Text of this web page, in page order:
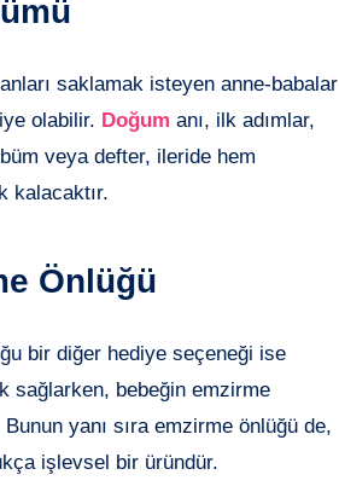
saklamak isteyen anne-babalar
olabilir. Doğum anı, ilk adımlar,
veya defter, ileride hem
kalacaktır.
Önlüğü
bir diğer hediye seçeneği ise
sağlarken, bebeğin emzirme
yanı sıra emzirme önlüğü de,
işlevsel bir üründür.